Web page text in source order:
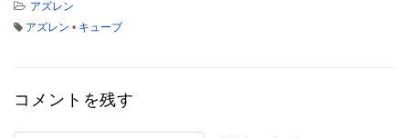
アズレン
アズレン • キューブ
コメントを残す